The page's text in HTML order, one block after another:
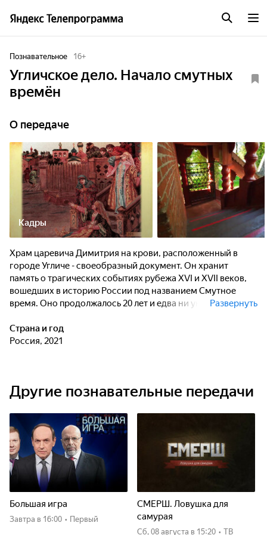
Познавательное 16+
Угличское дело. Начало смутных
времён
О передаче
Кадры
Храм царевича Димитрия на крови, расположенный в
городе Угличе - своеобразный документ. Он хранит
память о трагических событиях рубежа XVI и XVII веков,
вошедших в историю России под названием Смутное
время. Оно продолжалось 20 лет и едва ни уничтожило
земли. Из сорока тысяч жителей уцелели пятьсот. А
началось все с гибели одного ребенка - царевича
Развернуть
Страна и год
Россия, 2021
Другие познавательные передачи
Большая игра
Завтра в 16:00 • Первый
СМЕРШ. Ловушка для
самурая
сб, 08 августа в 15:20 • ТВ